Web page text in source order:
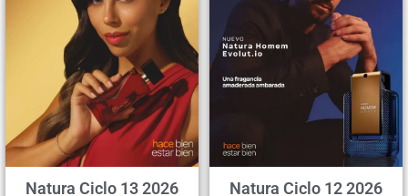
Natura Ciclo 13 2026 Natura Ciclo 12 2026